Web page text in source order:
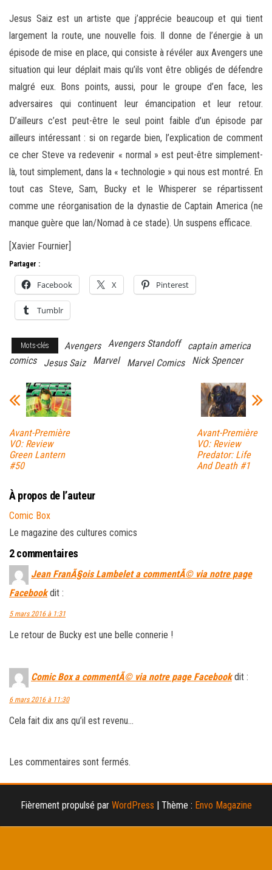
Jesus Saiz est un artiste que j’apprécie beaucoup et qui tient
largement la route, une nouvelle fois. Il donne de l’énergie à un
épisode de mise en place, qui consiste à révéler aux Avengers une
situation qui leur déplait mais qu’ils vont être obligés de défendre
malgré eux. Bons points, aussi, pour le groupe d’en face, les
adversaires qui continuent leur émancipation et leur retour.
D’ailleurs c’est peut-être le seul point faible d’un épisode par
ailleurs intéressant : si on regarde bien, l’explication de comment
ce cher Steve va redevenir « normal » est peut-être simplement-
là, tout simplement, dans la « technologie » qui nous est montré. En
tout cas Steve, Sam, Bucky et le Whisperer se répartissent
comme une réorganisation de la dynastie de Captain America (ne
manque guère que Ian/Nomad à ce stade). Un suspens efficace.
[Xavier Fournier]
Partager :
Facebook X Pinterest
Tumblr
Mots-clés Avengers Avengers Standoff
captain america
comics
Jesus Saiz Marvel Marvel Comics Nick Spencer
Avant-Première
VO: Review
Green Lantern
#50
Avant-Première
VO: Review
Predator: Life
And Death #1
À propos de l’auteur
Comic Box
Le magazine des cultures comics
2 commentaires
Jean FranÃ§ois Lambelet a commentÃ© via notre page
Facebook dit :
5 mars 2016 à 1:31
Le retour de Bucky est une belle connerie !
Comic Box a commentÃ© via notre page Facebook dit :
6 mars 2016 à 11:30
Cela fait dix ans qu’il est revenu…
Les commentaires sont fermés.
Fièrement propulsé par WordPress | Thème : Envo Magazine